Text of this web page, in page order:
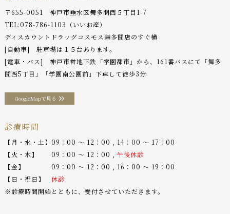
〒655-0051 神戸市垂水区舞多聞西５丁目1-7
TEL:078-786-1103 （いいお産）
ディスカウントドラッグコスモス舞多聞店のすぐ横
[自動車] 駐車場は１５台あります。
[電車・バス] 神戸市営地下鉄「学園都市」から、161番バスにて「舞多
聞西5丁目」「学園南公園前」下車して徒歩3分
GoogleMapで見る
診療時間
【月・水・土】09：00 〜 12：00 , 14：00 〜 17：00
【火・木】 09：00 〜 12：00 , 午後休診
【金】 09：00 〜 12：00 , 16：00 〜 19：00
【日・祝日】 休診
※診療時間開始とともに、受付させていただきます。